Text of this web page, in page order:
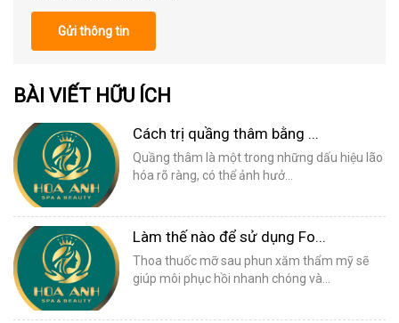
Gửi thông tin
BÀI VIẾT HỮU ÍCH
Cách trị quầng thâm bằng ...
Quầng thâm là một trong những dấu hiệu lão
hóa rõ ràng, có thể ảnh hưở...
Làm thế nào để sử dụng Fo...
Thoa thuốc mỡ sau phun xăm thẩm mỹ sẽ
giúp môi phục hồi nhanh chóng và...